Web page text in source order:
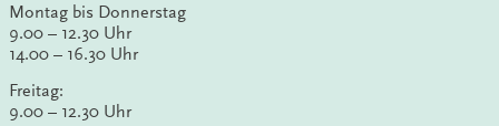
Montag bis Donnerstag
9.00 – 12.30 Uhr
14.00 – 16.30 Uhr
Freitag:
9.00 – 12.30 Uhr